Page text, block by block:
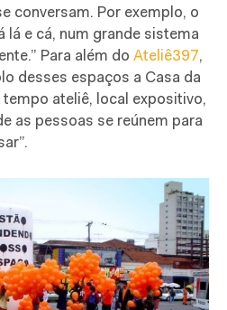
conversam. Por exemplo, o
lá e cá, num grande sistema
Para além do Ateliê397,
desses espaços a Casa da
ateliê, local expositivo,
as pessoas se reúnem para